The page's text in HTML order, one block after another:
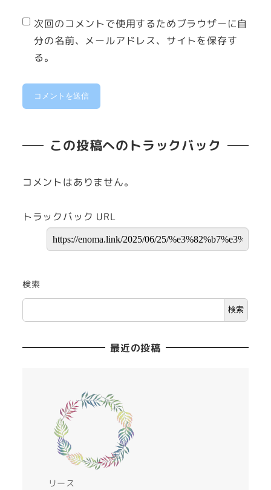
次回のコメントで使用するためブラウザーに自
分の名前、メールアドレス、サイトを保存す
る。
この投稿へのトラックバック
コメントはありません。
トラックバック URL
検索
検索
最近の投稿
リース